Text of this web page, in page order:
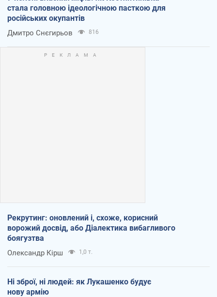
стала головною ідеологічною пасткою для
російських окупантів
Дмитро Снєгирьов 816
Рекрутинг: оновлений і, схоже, корисний
ворожий досвід, або Діалектика вибагливого
боягузтва
Олександр Кірш 1,0 т.
Ні зброї, ні людей: як Лукашенко будує
нову армію